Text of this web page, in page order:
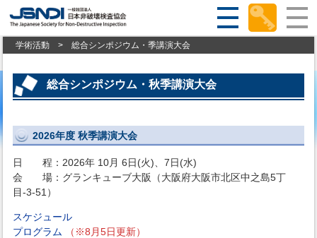
学術活動 > 総合シンポジウム・季講演大会
総合シンポジウム・秋季講演大会
2026年度 秋季講演大会
日 程：2026年 10月 6日(火)、7日(水)
会 場：グランキューブ大阪（大阪府大阪市北区中之島5丁
目-3‐51）
スケジュール
プログラム
（※8月5日更新）